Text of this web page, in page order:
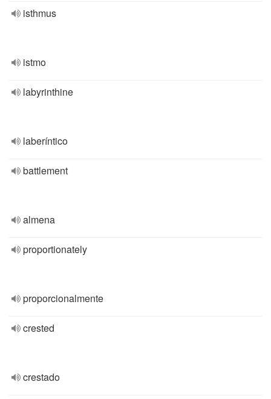
isthmus
istmo
labyrinthine
laberíntico
battlement
almena
proportionately
proporcionalmente
crested
crestado